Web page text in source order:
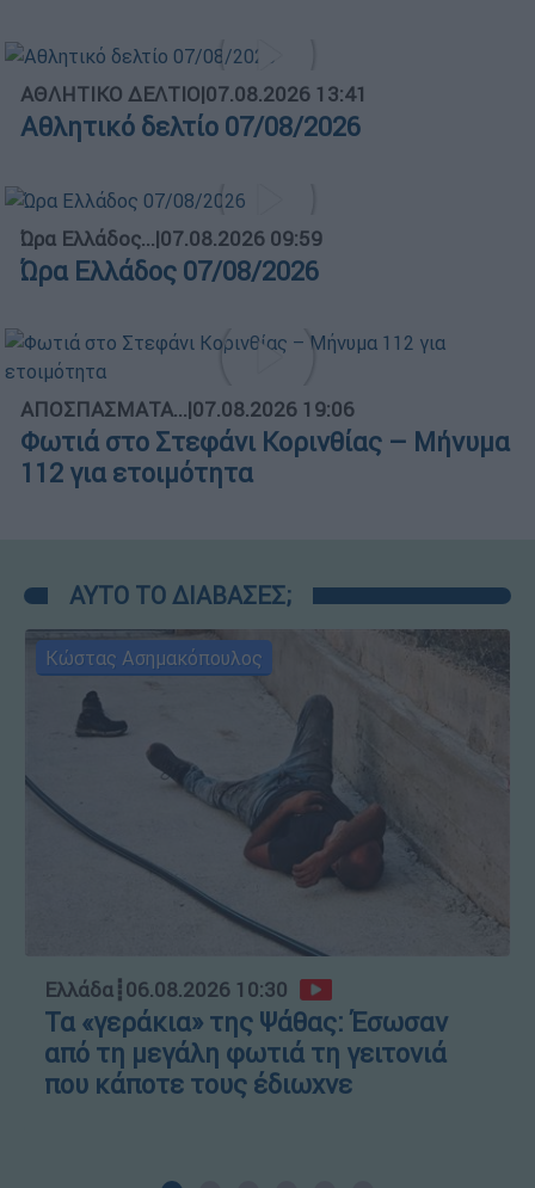
ΑΘΛΗΤΙΚΟ ΔΕΛΤΙΟ|07.08.2026 13:41
Αθλητικό δελτίο 07/08/2026
Ώρα Ελλάδος...|07.08.2026 09:59
Ώρα Ελλάδος 07/08/2026
ΑΠΟΣΠΑΣΜΑΤΑ...|07.08.2026 19:06
Φωτιά στο Στεφάνι Κορινθίας – Μήνυμα
112 για ετοιμότητα
ΑΥΤΟ ΤΟ ΔΙΑΒΑΣΕΣ;
Κώστας Ασημακόπουλος
Ελλάδα┋06.08.2026 10:30
Τα «γεράκια» της Ψάθας: Έσωσαν
από τη μεγάλη φωτιά τη γειτονιά
που κάποτε τους έδιωχνε